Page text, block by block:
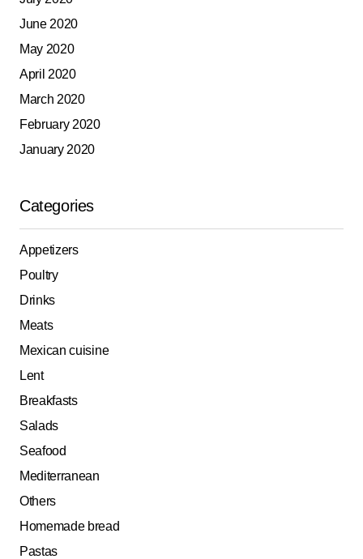
June 2020
May 2020
April 2020
March 2020
February 2020
January 2020
Categories
Appetizers
Poultry
Drinks
Meats
Mexican cuisine
Lent
Breakfasts
Salads
Seafood
Mediterranean
Others
Homemade bread
Pastas